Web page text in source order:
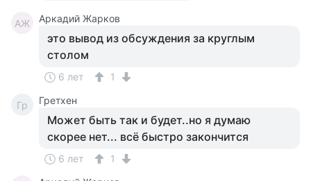
АЖ Аркадий Жарков
это вывод из обсуждения за круглым
столом
6 лет 1
Гр Гретхен
Может быть так и будет..но я думаю
скорее нет... всё быстро закончится
6 лет 1